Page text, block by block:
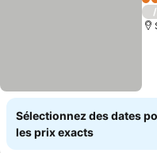
3
/
Sélectionnez des dates
les prix exacts